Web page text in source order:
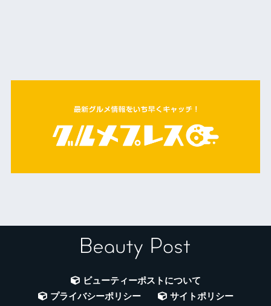
ビューティーポストについて
プライバシーポリシー
サイトポリシー